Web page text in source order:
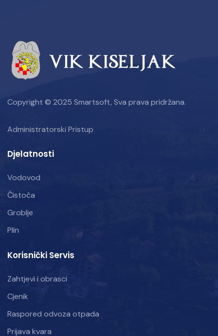
Copyright © 2025 Smartsoft, Sva prava pridržana.
Administratorski Pristup
Djelatnosti
Vodovod
Čistoća
Groblje
Plin
Korisnički Servis
Zahtjevi i obrasci
Cjenik
Raspored odvoza otpada
Prijava kvara